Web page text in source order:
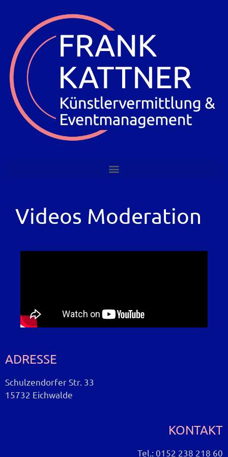
Videos Moderation
ADRESSE
Schulzendorfer Str. 33
15732 Eichwalde
KONTAKT
Tel.: 0152 238 218 60